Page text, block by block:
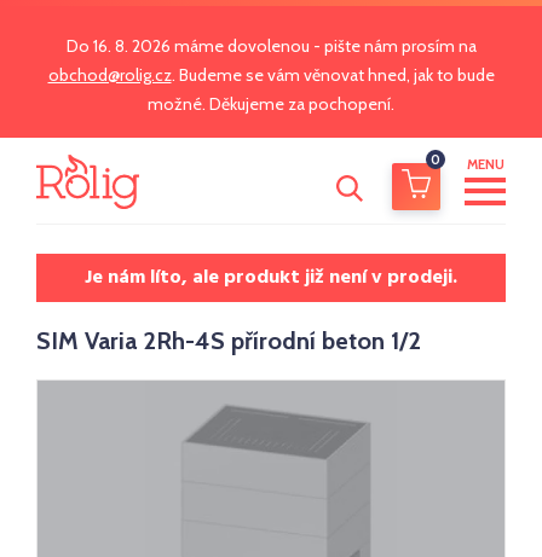
Do 16. 8. 2026 máme dovolenou - pište nám prosím na
obchod@rolig.cz. Budeme se vám věnovat hned, jak to bude
možné. Děkujeme za pochopení.
0 MENU
Je nám líto, ale produkt již není v prodeji.
SIM Varia 2Rh-4S přírodní beton 1/2